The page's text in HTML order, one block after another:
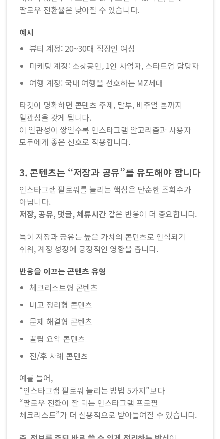
팔로우 전환율은 낮아질 수 있습니다.
예시
뷰티 계정: 20~30대 직장인 여성
마케팅 계정: 소상공인, 1인 사업자, 스타트업 담당자
여행 계정: 국내 여행을 선호하는 MZ세대
타깃이 명확하면 콘텐츠 주제, 말투, 비주얼 톤까지
일관성을 갖게 됩니다.
이 일관성이 쌓일수록 인스타그램 알고리즘과 사용자
모두에게 좋은 신호로 작용합니다.
3. 콘텐츠는 “저장과 공유”를 유도해야 합니다
인스타그램 팔로워를 늘리는 핵심은 단순한 조회수가
아닙니다.
저장, 공유, 댓글, 체류시간 같은 반응이 더 중요합니다.
특히 저장과 공유는 높은 가치의 콘텐츠로 인식되기
쉬워, 계정 성장에 긍정적인 영향을 줍니다.
반응을 이끄는 콘텐츠 유형
체크리스트형 콘텐츠
비교 정리형 콘텐츠
문제 해결형 콘텐츠
꿀팁 요약 콘텐츠
전/후 사례 콘텐츠
예를 들어,
“인스타그램 팔로워 늘리는 방법 5가지”보다
“팔로우 전환이 잘 되는 인스타그램 프로필
체크리스트”가 더 실용적으로 받아들여질 수 있습니다.